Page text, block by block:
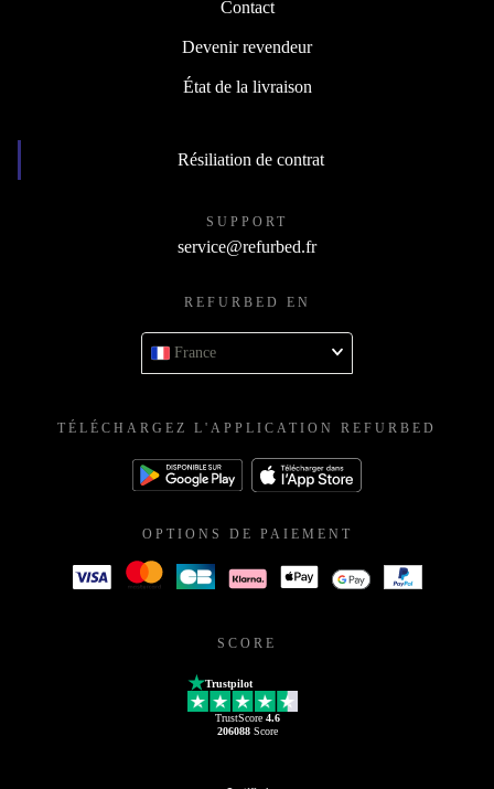
Contact
Devenir revendeur
État de la livraison
Résiliation de contrat
SUPPORT
service@refurbed.fr
REFURBED EN
France
TÉLÉCHARGEZ L'APPLICATION REFURBED
OPTIONS DE PAIEMENT
SCORE
Trustpilot
TrustScore 4.6
206088Score